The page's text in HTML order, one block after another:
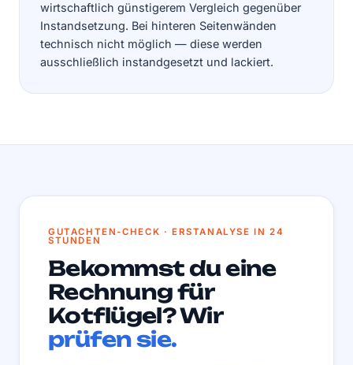
wirtschaftlich günstigerem Vergleich gegenüber
Instandsetzung. Bei hinteren Seitenwänden
technisch nicht möglich — diese werden
ausschließlich instandgesetzt und lackiert.
GUTACHTEN-CHECK · ERSTANALYSE IN 24
STUNDEN
Bekommst du eine
Rechnung für
Kotflügel? Wir
prüfen sie.